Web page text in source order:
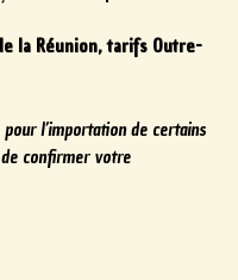
la Réunion, tarifs Outre-
l’importation de certains
confirmer votre